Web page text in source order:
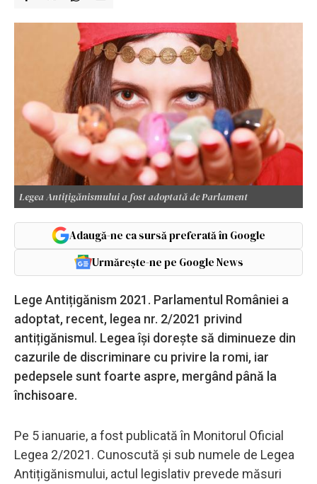
Legea Antițigănismului a fost adoptată de Parlament
Adaugă-ne ca sursă preferată în Google
Urmărește-ne pe Google News
Lege Antițigănism 2021. Parlamentul României a
adoptat, recent, legea nr. 2/2021 privind
antițigănismul. Legea își dorește să diminueze din
cazurile de discriminare cu privire la romi, iar
pedepsele sunt foarte aspre, mergând până la
închisoare.
Pe 5 ianuarie, a fost publicată în Monitorul Oficial
Legea 2/2021. Cunoscută și sub numele de Legea
Antițigănismului, actul legislativ prevede măsuri